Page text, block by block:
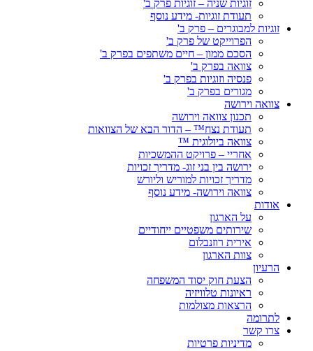
זוגיות שניה – זוגיות פרק ב'
תעודת זוגיות- מידע נוסף
זוגיות למבוגרים – פרק ב'
הפרוייקט של פרק ב'
הסכם ממון – חיים משתפים בפרק ב'
צוואה בפרק ב'
פנסיה וזוגיות בפרק ב'
מגורים בפרק ב'
צוואה וירושה
תכנון צוואה וירושה
תעודת נצח™ – הדור הבא של הצוואות
צוואה ביולוגית ™
אחריי – פרויקט ההמשכיות
ירושה בין בני זוג- מדריך זכויות
מדריך זכויות למוריש וליורש
צוואה וירושה- מידע נוסף
אודות
על הארגון
שירותים משפטיים ייחודיים
אירית רוזנבלום
צוות הארגון
הרעיון
הצעת חוק יסוד המשפחה
ראיונות טלוויזיה
הרצאות מצולמות
לתרומה
צרו קשר
מדיניות פרטיות